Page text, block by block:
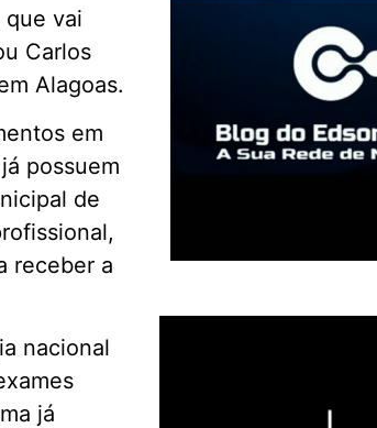
que vai
Carlos
Alagoas.
em
possuem
de
receber a
nacional
já